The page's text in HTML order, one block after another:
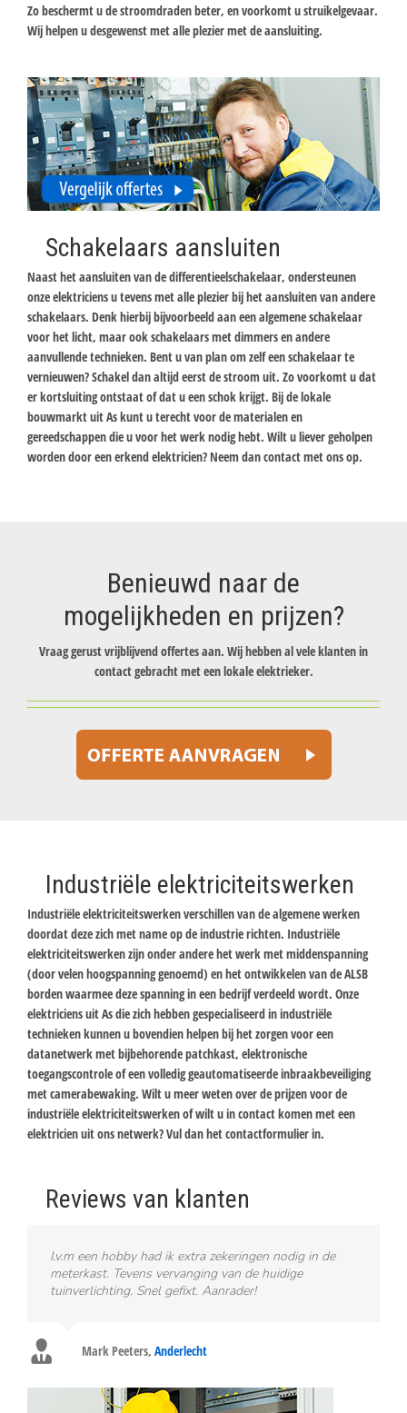
Zo beschermt u de stroomdraden beter, en voorkomt u struikelgevaar.
Wij helpen u desgewenst met alle plezier met de aansluiting.
Schakelaars aansluiten
Naast het aansluiten van de differentieelschakelaar, ondersteunen
onze elektriciens u tevens met alle plezier bij het aansluiten van andere
schakelaars. Denk hierbij bijvoorbeeld aan een algemene schakelaar
voor het licht, maar ook schakelaars met dimmers en andere
aanvullende technieken. Bent u van plan om zelf een schakelaar te
vernieuwen? Schakel dan altijd eerst de stroom uit. Zo voorkomt u dat
er kortsluiting ontstaat of dat u een schok krijgt. Bij de lokale
bouwmarkt uit As kunt u terecht voor de materialen en
gereedschappen die u voor het werk nodig hebt. Wilt u liever geholpen
worden door een erkend elektricien? Neem dan contact met ons op.
Benieuwd naar de
mogelijkheden en prijzen?
Vraag gerust vrijblijvend offertes aan. Wij hebben al vele klanten in
contact gebracht met een lokale elektrieker.
Industriële elektriciteitswerken
Industriële elektriciteitswerken verschillen van de algemene werken
doordat deze zich met name op de industrie richten. Industriële
elektriciteitswerken zijn onder andere het werk met middenspanning
(door velen hoogspanning genoemd) en het ontwikkelen van de ALSB
borden waarmee deze spanning in een bedrijf verdeeld wordt. Onze
elektriciens uit As die zich hebben gespecialiseerd in industriële
technieken kunnen u bovendien helpen bij het zorgen voor een
datanetwerk met bijbehorende patchkast, elektronische
toegangscontrole of een volledig geautomatiseerde inbraakbeveiliging
met camerabewaking. Wilt u meer weten over de prijzen voor de
industriële elektriciteitswerken of wilt u in contact komen met een
elektricien uit ons netwerk? Vul dan het contactformulier in.
Reviews van klanten
I.v.m een hobby had ik extra zekeringen nodig in de
meterkast. Tevens vervanging van de huidige
tuinverlichting. Snel gefixt. Aanrader!
Mark Peeters, Anderlecht